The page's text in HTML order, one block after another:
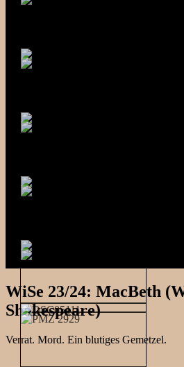
WiSe 23/24: MacBeth
Shakespeare)
Verrat. Mord. Ein blutiges Gemetzel.